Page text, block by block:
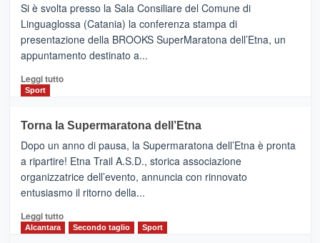
Al
via
i
collegamenti
Si è svolta presso la Sala Consiliare del Comune di
Linguaglossa (Catania) la conferenza stampa di
presentazione della BROOKS SuperMaratona dell’Etna, un
appuntamento destinato a...
Leggi tuttoLeggi
BROOKS
SuperMaratona
dell’Etna,
presentata
l’edizione
2026
Sport
Torna la Supermaratona dell’Etna
Dopo un anno di pausa, la Supermaratona dell’Etna è pronta
a ripartire! Etna Trail A.S.D., storica associazione
organizzatrice dell’evento, annuncia con rinnovato
entusiasmo il ritorno della...
Leggi tuttoLeggi
Alcantara Secondo taglio Sport